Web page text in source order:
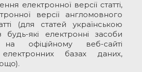
електронної версії статті,
версії англомовного
(для статей українською
які електронні засоби
на офіційному веб-сайті
базах даних,